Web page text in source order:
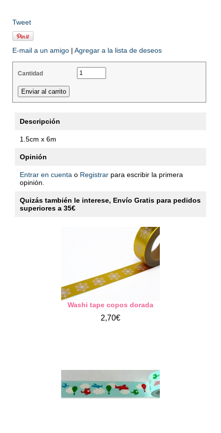
Tweet
E-mail a un amigo | Agregar a la lista de deseos
Cantidad
Descripción
1.5cm x 6m
Opinión
Entrar en cuenta o Registrar para escribir la primera
opinión.
Quizás también le interese, Envío Gratis para pedidos
superiores a 35€
Washi tape copos dorada
2,70€